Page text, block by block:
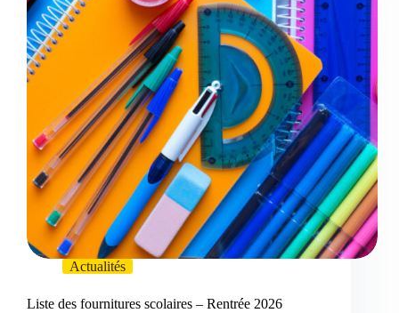
Actualités
Liste des fournitures scolaires – Rentrée 2026